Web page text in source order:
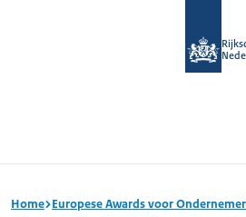
Home Europese Awards voor